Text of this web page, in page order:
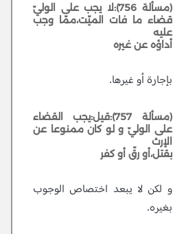
(مسألة 756):لا يجب على الوليّ
قضاء ما فات الميّت،ممّا وجب
عليه
أداؤه عن غيره
بإجارة أو غيرها.
(مسألة 757):قيل:يجب القضاء
على الوليّ و لو كان ممنوعا عن
الإرث
بقتل،أو رقّ أو كفر
و لكن لا يبعد اختصاص الوجوب
بغيره.